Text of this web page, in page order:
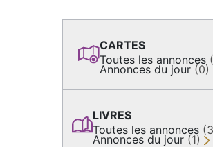
CARTES
Toutes les annonces
Annonces du jour (0)
LIVRES
Toutes les annonces
Annonces du jour (1)